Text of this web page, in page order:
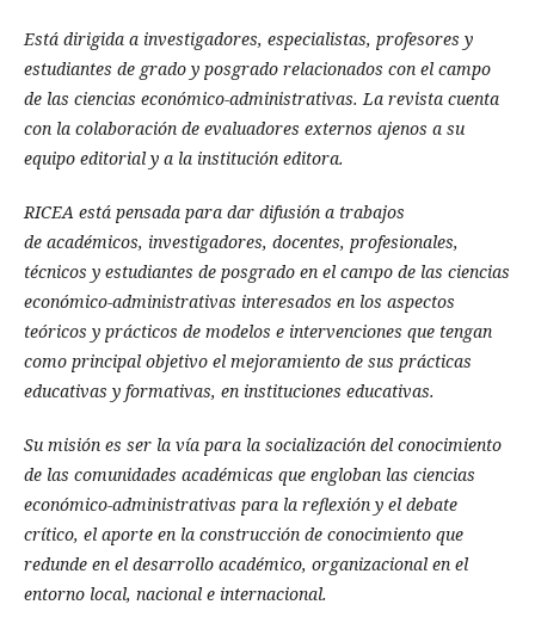
Está dirigida a investigadores, especialistas, profesores y
estudiantes de grado y posgrado relacionados con el campo
de las ciencias económico-administrativas. La revista cuenta
con la colaboración de evaluadores externos ajenos a su
equipo editorial y a la institución editora.
RICEA está pensada para dar difusión a trabajos
de académicos, investigadores, docentes, profesionales,
técnicos y estudiantes de posgrado en el campo de las ciencias
económico-administrativas interesados en los aspectos
teóricos y prácticos de modelos e intervenciones que tengan
como principal objetivo el mejoramiento de sus prácticas
educativas y formativas, en instituciones educativas.
Su misión es ser la vía para la socialización del conocimiento
de las comunidades académicas que engloban las ciencias
económico-administrativas para la reflexión y el debate
crítico, el aporte en la construcción de conocimiento que
redunde en el desarrollo académico, organizacional en el
entorno local, nacional e internacional.